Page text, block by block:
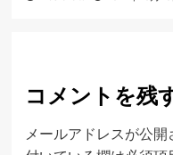
コメントを残
メールアドレスが公開